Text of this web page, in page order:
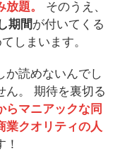
題。
そのうえ、
期間が付いてくる
しまいます。
か読めないんでし
ん。 期待を裏切る
らマニアックな同
業クオリティの人